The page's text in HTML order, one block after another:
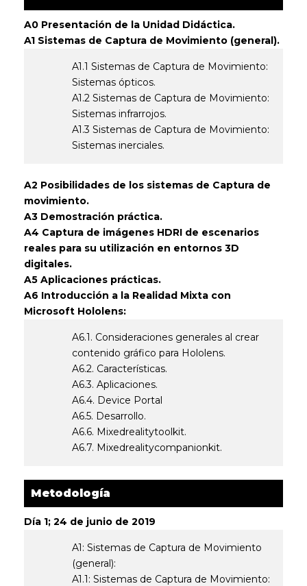
A0 Presentación de la Unidad Didáctica.
A1 Sistemas de Captura de Movimiento (general).
A1.1 Sistemas de Captura de Movimiento:
Sistemas ópticos.
A1.2 Sistemas de Captura de Movimiento:
Sistemas infrarrojos.
A1.3 Sistemas de Captura de Movimiento:
Sistemas inerciales.
A2 Posibilidades de los sistemas de Captura de
movimiento.
A3 Demostración práctica.
A4 Captura de imágenes HDRI de escenarios
reales para su utilización en entornos 3D
digitales.
A5 Aplicaciones prácticas.
A6 Introducción a la Realidad Mixta con
Microsoft Hololens:
A6.1. Consideraciones generales al crear
contenido gráfico para Hololens.
A6.2. Características.
A6.3. Aplicaciones.
A6.4. Device Portal
A6.5. Desarrollo.
A6.6. Mixedrealitytoolkit.
A6.7. Mixedrealitycompanionkit.
Metodología
Día 1; 24 de junio de 2019
A1: Sistemas de Captura de Movimiento
(general):
A1.1: Sistemas de Captura de Movimiento: